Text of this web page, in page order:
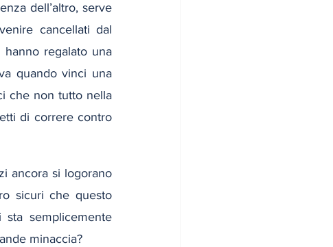
dell’altro, serve
cancellati dal
regalato una
quando vinci una
che non tutto nella
di correre contro
ancora si logorano
sicuri che questo
semplicemente
minaccia?